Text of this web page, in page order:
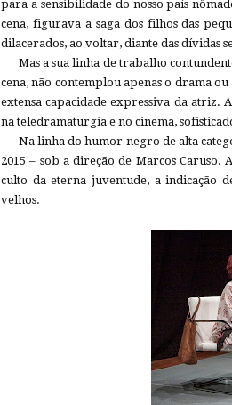
para a sensibilidade do nosso país
cena, figurava a saga dos filhos das
dilacerados, ao voltar, diante das dívidas
Mas a sua linha de trabalho
cena, não contemplou apenas o drama
extensa capacidade expressiva da atriz.
na teledramaturgia e no cinema,
Na linha do humor negro de alta
2015 – sob a direção de Marcos
culto da eterna juventude, a indicação
velhos.